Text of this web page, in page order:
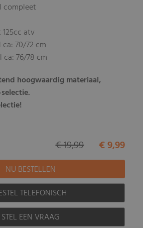
compleet
atv
70/72 cm
ca: 76/78 cm
hoogwaardig materiaal,
€ 9,99
€ 19,99
TELEFONISCH
STEL EEN VRAAG